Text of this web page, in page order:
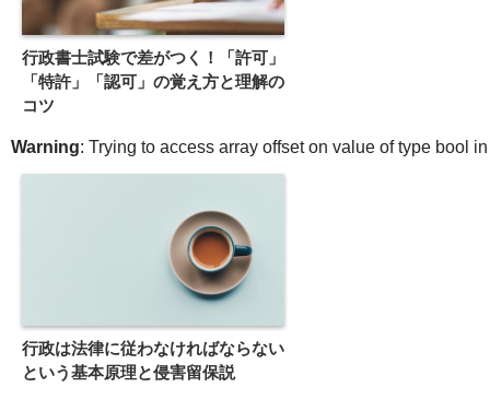
行政書士試験で差がつく！「許可」
「特許」「認可」の覚え方と理解の
コツ
Warning: Trying to access array offset on value of type bool
行政は法律に従わなければならない
という基本原理と侵害留保説